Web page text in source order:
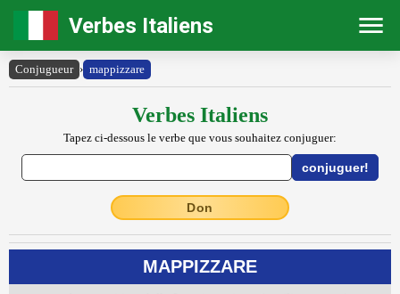
Verbes Italiens
Conjugueur › mappizzare
Verbes Italiens
Tapez ci-dessous le verbe que vous souhaitez conjuguer:
Don
MAPPIZZARE